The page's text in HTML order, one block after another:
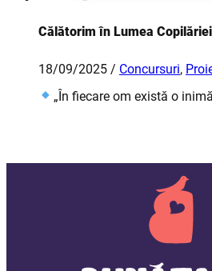
Călătorim în Lumea
18/09/2025 / Concursuri,
„În fiecare om există o